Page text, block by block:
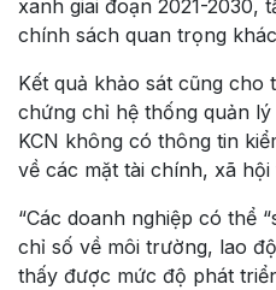
xanh giai đoạn 2021-2030,
chính sách quan trọng
Kết quả khảo sát cũng cho
chứng chỉ hệ thống quản
KCN không có thông tin
về các mặt tài chính, xã
“Các doanh nghiệp có thể
chỉ số về môi trường, lao
thấy được mức độ phát